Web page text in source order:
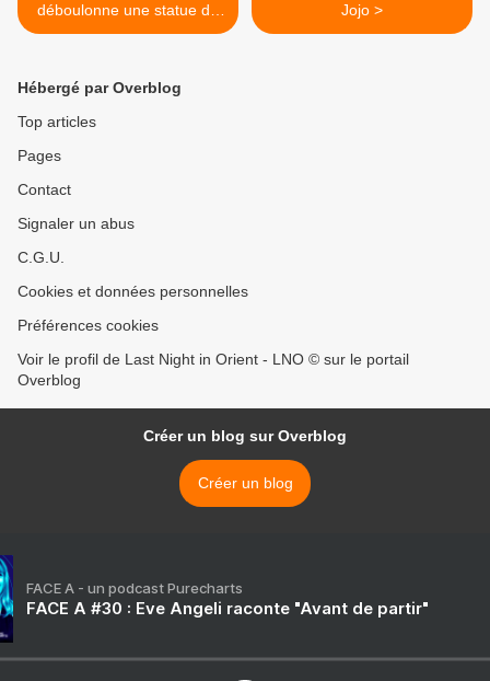
déboulonne une statue de
l'ex-roi Léopold II, figure du
Jojo >
Hébergé par Overblog
Top articles
Pages
Contact
Signaler un abus
C.G.U.
Cookies et données personnelles
Préférences cookies
Voir le profil de Last Night in Orient - LNO © sur le portail
Overblog
Créer un blog sur Overblog
Créer un blog
FACE A - un podcast Purecharts
FACE A #30 : Eve Angeli raconte "Avant de partir"